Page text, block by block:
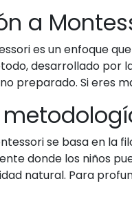
a
es un enfoque
desarrollado por
preparado. Si eres
se basa en la
donde los niños
natural. Para